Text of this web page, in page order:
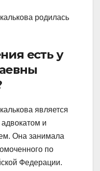
родилась
есть у
является
и
Она занимала
по
Федерации.